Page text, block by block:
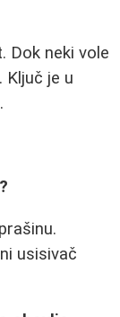
Dok neki vole
Ključ je u
usisivač